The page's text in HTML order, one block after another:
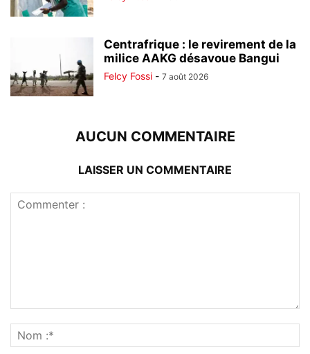
Centrafrique : le revirement de la
milice AAKG désavoue Bangui
Felcy Fossi - 7 août 2026
AUCUN COMMENTAIRE
LAISSER UN COMMENTAIRE